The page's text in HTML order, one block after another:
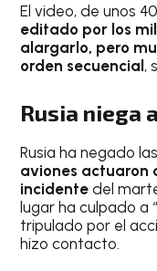
El video, de unos
editado por los
alargarlo, pero
orden secuencial,
Rusia niega
Rusia ha negado
aviones actuaron
incidente del
lugar ha culpado a
tripulado por el
hizo contacto.